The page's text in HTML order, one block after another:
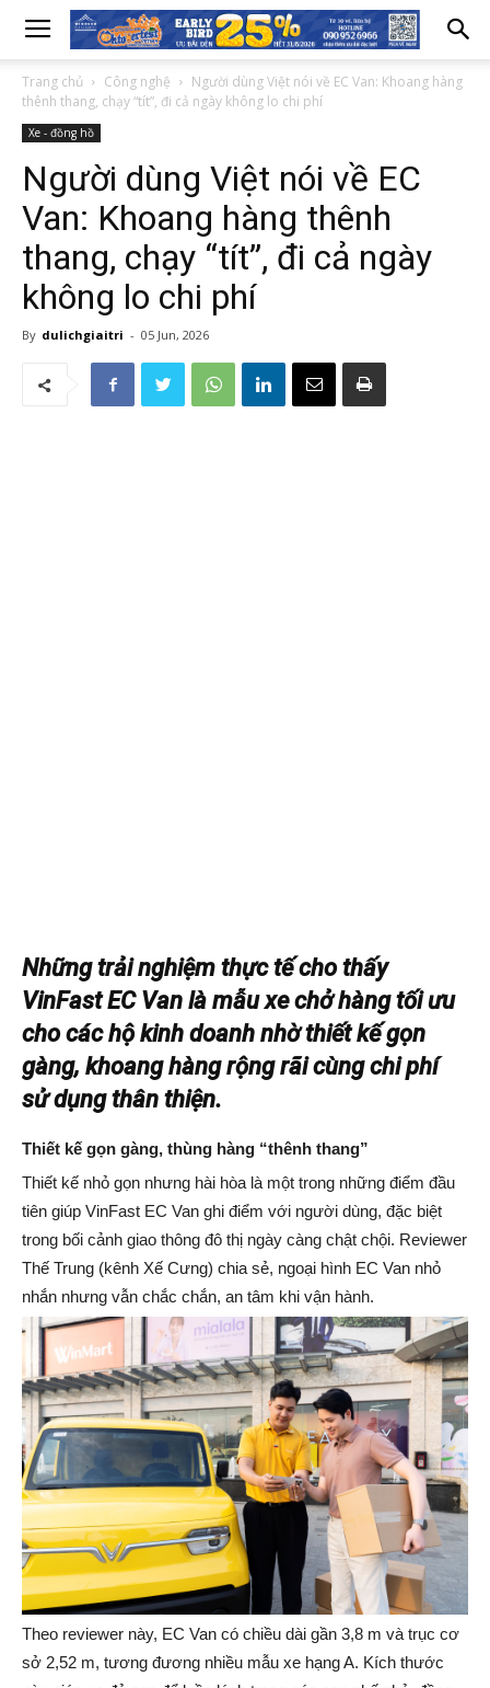
Trang chủ Công nghệ
Người dùng Việt nói về EC Van: Khoang hàng
thênh thang, chạy “tít”, đi cả ngày không lo chi phí
Xe - đồng hồ
Người dùng Việt nói về EC
Van: Khoang hàng thênh
thang, chạy “tít”, đi cả ngày
không lo chi phí
By dulichgiaitri - 05 Jun, 2026
Những trải nghiệm thực tế cho thấy
VinFast EC Van là mẫu xe chở hàng tối ưu
cho các hộ kinh doanh nhờthiết kế gọn
gàng, khoang hàng rộng rãi cùngchi phí
sử dụng thân thiện.
Thiết kế gọn gàng, thùng hàng “thênh thang”
Thiết kế nhỏ gọn nhưng hài hòa là một trong những điểm đầu
tiên giúp VinFast EC Van ghi điểm với người dùng, đặc biệt
trong bối cảnh giao thông đô thị ngày càng chật chội. Reviewer
Thế Trung (kênh Xế Cưng) chia sẻ, ngoại hình EC Van nhỏ
nhắn nhưng vẫn chắc chắn, an tâm khi vận hành.
Theo reviewer này, EC Van có chiều dài gần 3,8 m và trục cơ
sở 2,52 m, tương đương nhiều mẫu xe hạng A. Kích thước